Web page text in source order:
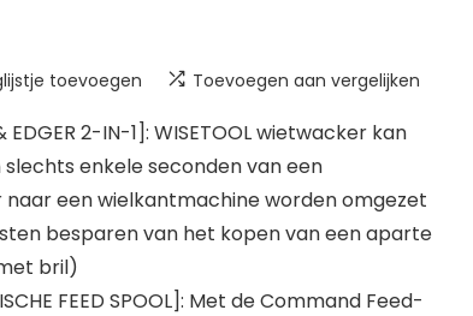
toevoegen Toevoegen aan vergelijken
EDGER 2-IN-1]: WISETOOL wietwacker kan
slechts enkele seconden van een
een wielkantmachine worden omgezet
besparen van het kopen van een aparte
bril)
FEED SPOOL]: Met de Command Feed-